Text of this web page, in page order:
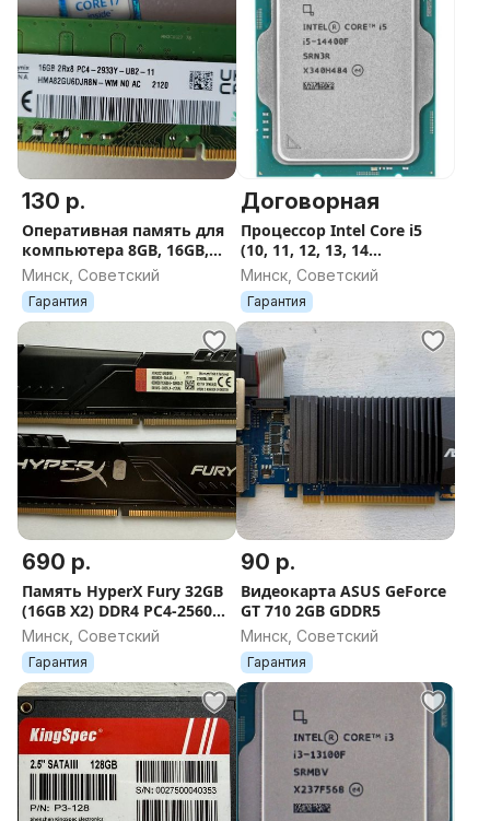
130 р.
Оперативная память для
компьютера 8GB, 16GB,
DDR4
Минск, Советский
Гарантия
Договорная
Процессор Intel Core i5
(10, 11, 12, 13, 14
поколение), LGA 1200,
1700
Минск, Советский
Гарантия
690 р.
Память HyperX Fury 32GB
(16GB X2) DDR4 PC4-25600
HX432C16FB3/16
Минск, Советский
Гарантия
90 р.
Видеокарта ASUS GeForce
GT 710 2GB GDDR5
Минск, Советский
Гарантия